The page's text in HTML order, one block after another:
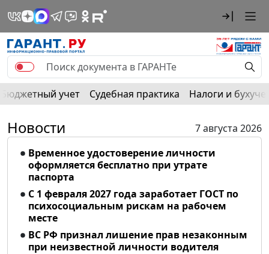
Бюджетный учет Судебная практика Налоги и
Новости
7 августа 2026
Временное удостоверение личности
оформляется бесплатно при утрате
паспорта
С 1 февраля 2027 года заработает ГОСТ по
психосоциальным рискам на рабочем
месте
ВС РФ признал лишение прав незаконным
при неизвестной личности водителя